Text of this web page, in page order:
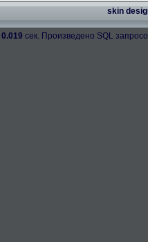
skin
0.019 сек. Произведено SQL